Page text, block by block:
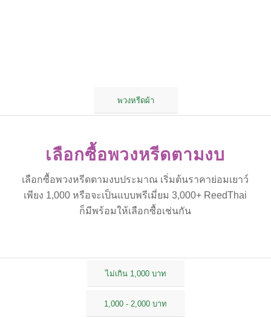
พวงหรีดผ้า
เลือกซื้อพวงหรีดตามงบ
เลือกซื้อพวงหรีดตามงบประมาณ เริ่มต้นราคาย่อมเยาว์
เพียง 1,000 หรือจะเป็นแบบพรีเมี่ยม 3,000+ ReedThai
ก็มีพร้อมให้เลือกซื้อเช่นกัน
ไม่เกิน 1,000 บาท
1,000 - 2,000 บาท